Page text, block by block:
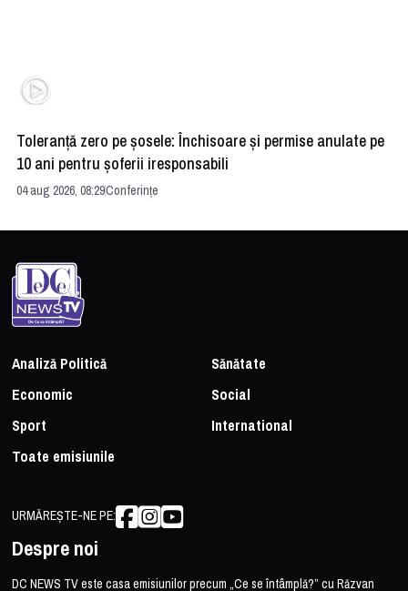
Toleranță zero pe șosele: Închisoare și permise anulate pe
10 ani pentru șoferii iresponsabili
04 aug 2026, 08:29Conferințe
Analiză Politică
Sănătate
Economic
Social
Sport
International
Toate emisiunile
URMĂREȘTE-NE PE:
Despre noi
DC NEWS TV este casa emisiunilor precum „Ce se întâmplă?” cu Răzvan